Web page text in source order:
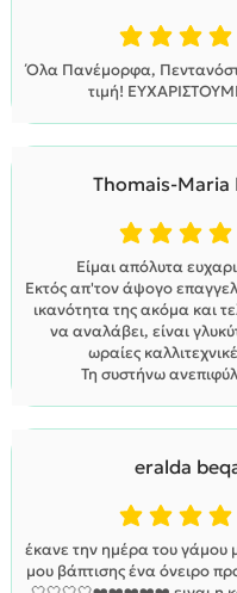
η
Όλα Πανέμορφα,
τιμή!
Thomais-Maria
η
Είμαι απόλυτα
Εκτός απ'τον άψογο
ικανότητα της ακόμα και
να αναλάβει, είναι
ωραίες
Τη συστήνω
eralda
η
έκανε την ημέρα του γάμου
μου βάπτισης ένα όνειρο